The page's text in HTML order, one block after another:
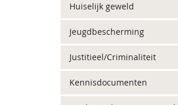
Huiselijk geweld
Jeugdbescherming
Justitieel/Criminaliteit
Kennisdocumenten